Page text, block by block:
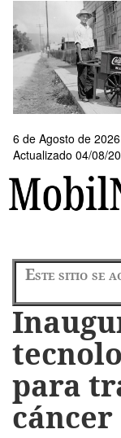
contenido
principal
6 de Agosto de 2026
Actualizado 04/08/
Este sitio se
para
cáncer